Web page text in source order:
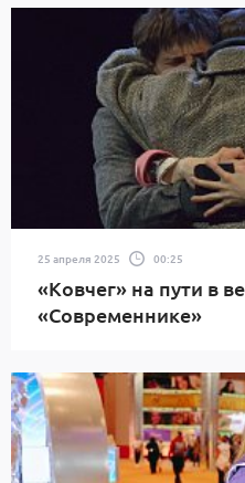
25 апреля 2025 00:25
«Ковчег» на пути в
«Современнике»